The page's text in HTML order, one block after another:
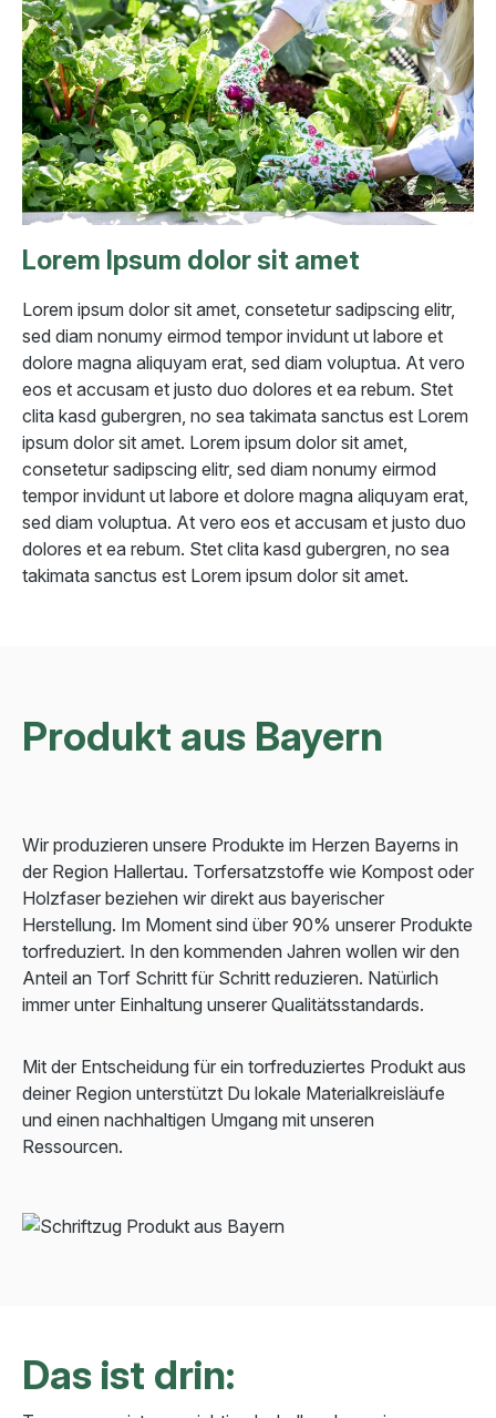
Lorem Ipsum dolor sit amet
Lorem ipsum dolor sit amet, consetetur sadipscing elitr,
sed diam nonumy eirmod tempor invidunt ut labore et
dolore magna aliquyam erat, sed diam voluptua. At vero
eos et accusam et justo duo dolores et ea rebum. Stet
clita kasd gubergren, no sea takimata sanctus est Lorem
ipsum dolor sit amet. Lorem ipsum dolor sit amet,
consetetur sadipscing elitr, sed diam nonumy eirmod
tempor invidunt ut labore et dolore magna aliquyam erat,
sed diam voluptua. At vero eos et accusam et justo duo
dolores et ea rebum. Stet clita kasd gubergren, no sea
takimata sanctus est Lorem ipsum dolor sit amet.
Produkt aus Bayern
Wir produzieren unsere Produkte im Herzen Bayerns in
der Region Hallertau. Torfersatzstoffe wie Kompost oder
Holzfaser beziehen wir direkt aus bayerischer
Herstellung. Im Moment sind über 90% unserer Produkte
torfreduziert. In den kommenden Jahren wollen wir den
Anteil an Torf Schritt für Schritt reduzieren. Natürlich
immer unter Einhaltung unserer Qualitätsstandards.
Mit der Entscheidung für ein torfreduziertes Produkt aus
deiner Region unterstützt Du lokale Materialkreisläufe
und einen nachhaltigen Umgang mit unseren
Ressourcen.
Das ist drin: